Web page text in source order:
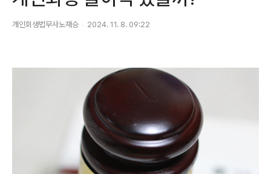
개인회생법무사노재승 2024. 11. 8. 09:22